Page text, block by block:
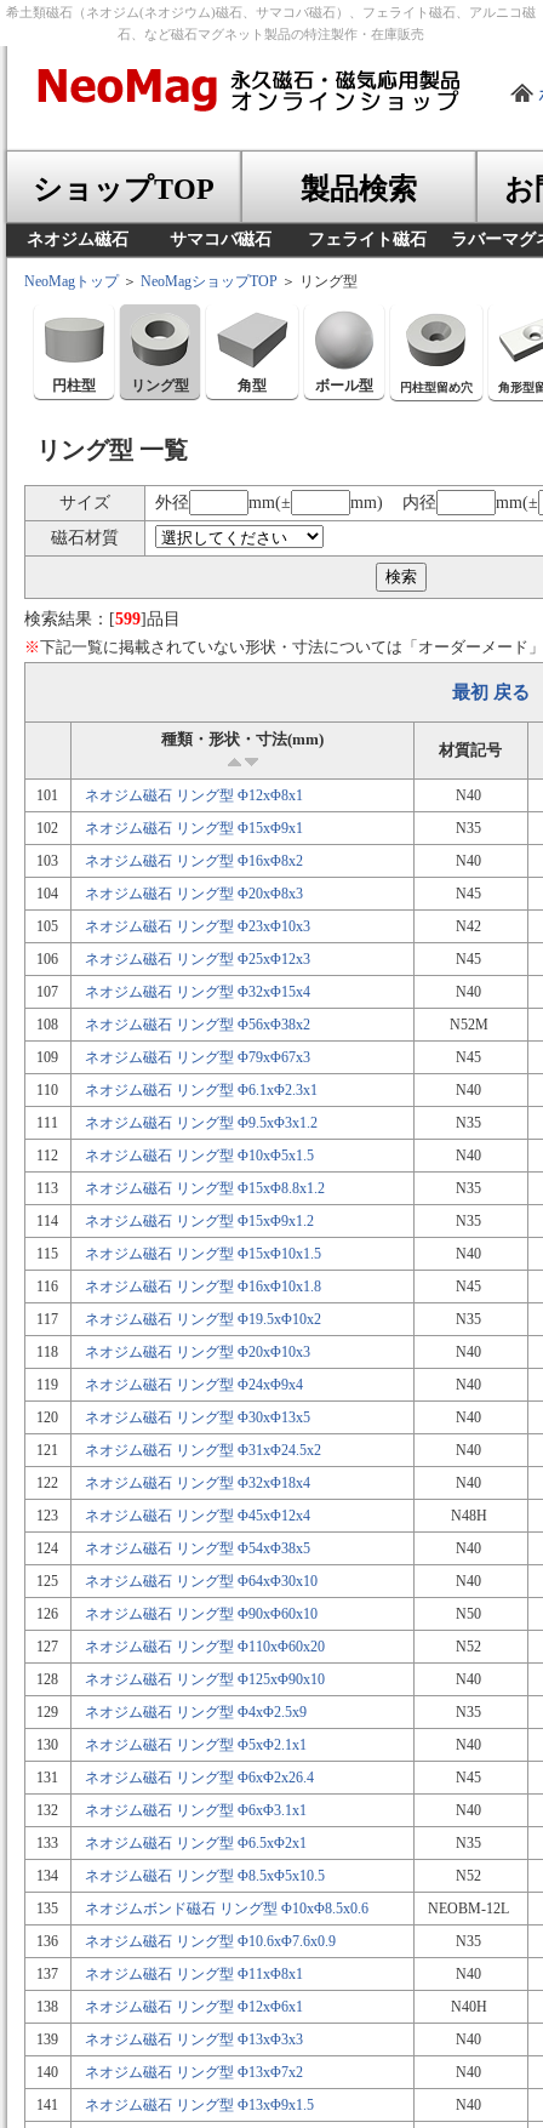
希土類磁石（ネオジム(ネオジウム)磁石、サマコバ磁石）、フェライト磁石、アルニコ磁
石、など磁石マグネット製品の特注製作・在庫販売
ショップTOP 製品検索 お
ネオジム磁石 サマコバ磁石 フェライト磁石 ラバーマグ
NeoMagトップ＞ NeoMagショップTOP ＞ リング型
円柱型 リング型 角型 ボール型 円柱型留め穴 角形型
リング型 一覧
サイズ 外径 mm(± mm) 内径
mm(±
磁石材質
検索結果：[599]品目
※下記一覧に掲載されていない形状・寸法については「オーダーメード
最初 戻る
種類・形状・寸法(mm)
材質記号
101 ネオジム磁石 リング型 Φ12xΦ8x1
N40
102
ネオジム磁石 リング型 Φ15xΦ9x1
N35
103
ネオジム磁石 リング型 Φ16xΦ8x2
N40
104
ネオジム磁石 リング型 Φ20xΦ8x3
N45
105
ネオジム磁石 リング型 Φ23xΦ10x3
N42
106
ネオジム磁石 リング型 Φ25xΦ12x3
N45
107
ネオジム磁石 リング型 Φ32xΦ15x4
N40
108
ネオジム磁石 リング型 Φ56xΦ38x2
N52M
109
ネオジム磁石 リング型 Φ79xΦ67x3
N45
110
ネオジム磁石 リング型 Φ6.1xΦ2.3x1
N40
111
ネオジム磁石 リング型 Φ9.5xΦ3x1.2
N35
112
ネオジム磁石 リング型 Φ10xΦ5x1.5
N40
113
ネオジム磁石 リング型 Φ15xΦ8.8x1.2
N35
114
ネオジム磁石 リング型 Φ15xΦ9x1.2
N35
115
ネオジム磁石 リング型 Φ15xΦ10x1.5
N40
116
ネオジム磁石 リング型 Φ16xΦ10x1.8
N45
117
ネオジム磁石 リング型 Φ19.5xΦ10x2
N35
118
ネオジム磁石 リング型 Φ20xΦ10x3
N40
119
ネオジム磁石 リング型 Φ24xΦ9x4
N40
120
ネオジム磁石 リング型 Φ30xΦ13x5
N40
121
ネオジム磁石 リング型 Φ31xΦ24.5x2
N40
122
ネオジム磁石 リング型 Φ32xΦ18x4
N40
123
ネオジム磁石 リング型 Φ45xΦ12x4
N48H
124
ネオジム磁石 リング型 Φ54xΦ38x5
N40
125
ネオジム磁石 リング型 Φ64xΦ30x10
N40
126
ネオジム磁石 リング型 Φ90xΦ60x10
N50
127
ネオジム磁石 リング型 Φ110xΦ60x20
N52
128
ネオジム磁石 リング型 Φ125xΦ90x10
N40
129
ネオジム磁石 リング型 Φ4xΦ2.5x9
N35
130
ネオジム磁石 リング型 Φ5xΦ2.1x1
N40
131
ネオジム磁石 リング型 Φ6xΦ2x26.4
N45
132
ネオジム磁石 リング型 Φ6xΦ3.1x1
N40
133
ネオジム磁石 リング型 Φ6.5xΦ2x1
N35
134
ネオジム磁石 リング型 Φ8.5xΦ5x10.5
N52
135
ネオジムボンド磁石 リング型 Φ10xΦ8.5x0.6
NEOBM-12L
136
ネオジム磁石 リング型 Φ10.6xΦ7.6x0.9
N35
137
ネオジム磁石 リング型 Φ11xΦ8x1
N40
138
ネオジム磁石 リング型 Φ12xΦ6x1
N40H
139
ネオジム磁石 リング型 Φ13xΦ3x3
N40
140
ネオジム磁石 リング型 Φ13xΦ7x2
N40
141
ネオジム磁石 リング型 Φ13xΦ9x1.5
N40